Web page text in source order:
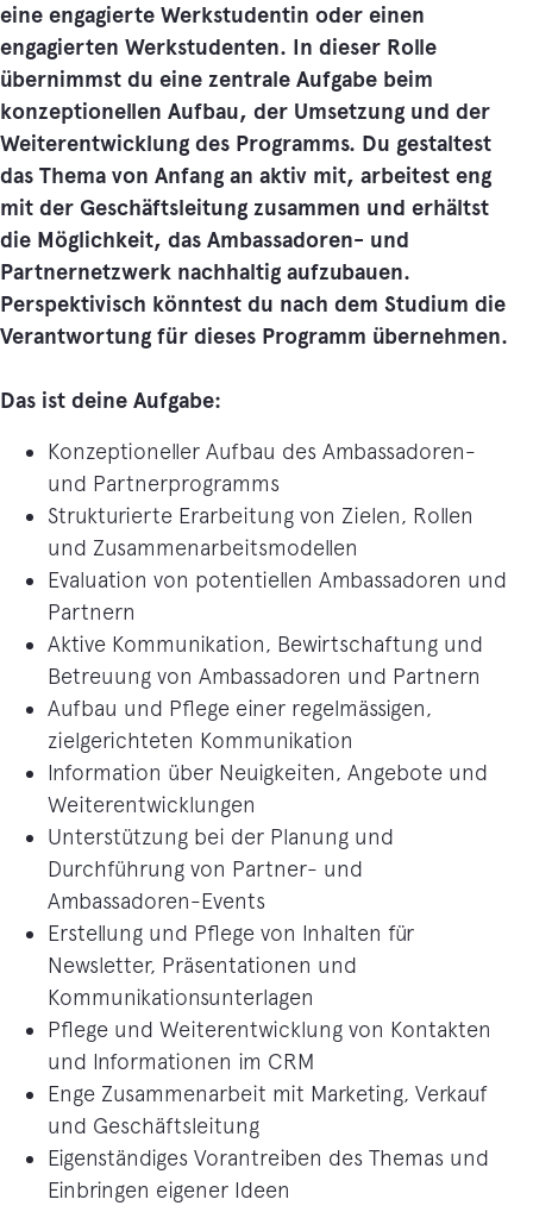
eine engagierte Werkstudentin oder einen
engagierten Werkstudenten. In dieser Rolle
übernimmst du eine zentrale Aufgabe beim
konzeptionellen Aufbau, der Umsetzung und der
Weiterentwicklung des Programms. Du gestaltest
das Thema von Anfang an aktiv mit, arbeitest eng
mit der Geschäftsleitung zusammen und erhältst
die Möglichkeit, das Ambassadoren- und
Partnernetzwerk nachhaltig aufzubauen.
Perspektivisch könntest du nach dem Studium die
Verantwortung für dieses Programm übernehmen.
Das ist deine Aufgabe:
Konzeptioneller Aufbau des Ambassadoren-
und Partnerprogramms
Strukturierte Erarbeitung von Zielen, Rollen
und Zusammenarbeitsmodellen
Evaluation von potentiellen Ambassadoren und
Partnern
Aktive Kommunikation, Bewirtschaftung und
Betreuung von Ambassadoren und Partnern
Aufbau und Pflege einer regelmässigen,
zielgerichteten Kommunikation
Information über Neuigkeiten, Angebote und
Weiterentwicklungen
Unterstützung bei der Planung und
Durchführung von Partner- und
Ambassadoren-Events
Erstellung und Pflege von Inhalten für
Newsletter, Präsentationen und
Kommunikationsunterlagen
Pflege und Weiterentwicklung von Kontakten
und Informationen im CRM
Enge Zusammenarbeit mit Marketing, Verkauf
und Geschäftsleitung
Eigenständiges Vorantreiben des Themas und
Einbringen eigener Ideen